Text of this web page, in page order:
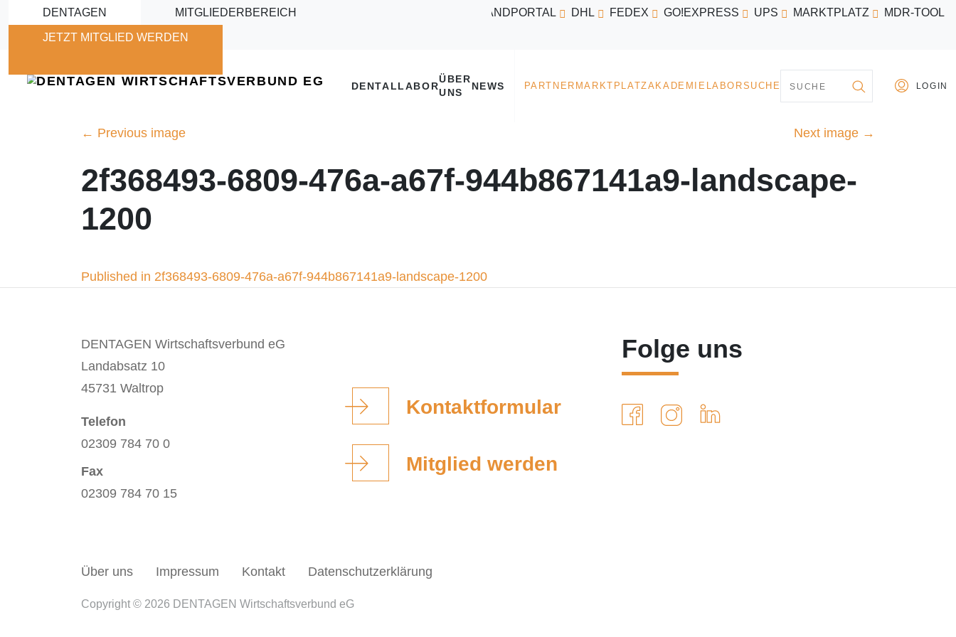
Skip to main content
DENTAGEN MITGLIEDERBEREICH
JETZT MITGLIED WERDEN
VERSANDPORTAL DHL FEDEX GO!EXPRESS UPS MARKTPLATZ MDR-TOOL
← Previous image Next image →
2f368493-6809-476a-a67f-944b867141a9-landscape-
1200
Beitragsnavigation
Published in 2f368493-6809-476a-a67f-944b867141a9-landscape-1200
DENTAGEN Wirtschaftsverbund eG
Landabsatz 10
45731 Waltrop
Telefon
02309 784 70 0
Fax
02309 784 70 15
Kontaktformular
Mitglied werden
Folge uns
Über uns Impressum Kontakt Datenschutzerklärung
Copyright © 2026 DENTAGEN Wirtschaftsverbund eG